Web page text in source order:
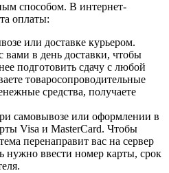
способом. В интернет-
оплаты:
или доставке курьером.
вами в день доставки, чтобы
подготовить сдачу с любой
товаросопроводительные
средства, получаете
самовывозе или оформлении в
Visa и MasterCard. Чтобы
перенаправит вас на сервер
нужно ввести номер карты, срок